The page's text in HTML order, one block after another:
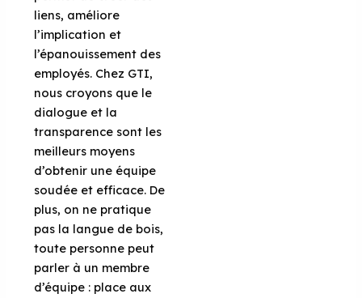
liens, améliore
l’implication et
l’épanouissement des
employés. Chez GTI,
nous croyons que le
dialogue et la
transparence sont les
meilleurs moyens
d’obtenir une équipe
soudée et efficace. De
plus, on ne pratique
pas la langue de bois,
toute personne peut
parler à un membre
d’équipe : place aux